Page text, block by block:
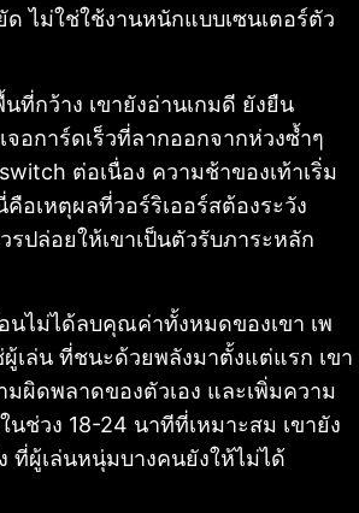
ไม่ใช่ใช้งานหนักแบบเซนเตอร์ตัว
ที่กว้าง เขายังอ่านเกมดี ยังยืน
อการ์ดเร็วที่ลากออกจากห่วงซ้ำๆ
ต่อเนื่อง ความช้าของเท้าเริ่ม
อเหตุผลที่วอร์ริเออร์สต้องระวัง
ปล่อยให้เขาเป็นตัวรับภาระหลัก
นไม่ได้ลบคุณค่าทั้งหมดของเขา เพ
เล่น ที่ชนะด้วยพลังมาตั้งแต่แรก เขา
ผิดพลาดของตัวเอง และเพิ่มความ
นช่วง 18-24 นาทีที่เหมาะสม เขายัง
ที่ผู้เล่นหนุ่มบางคนยังให้ไม่ได้